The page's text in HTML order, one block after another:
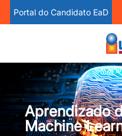
Portal do Candidato EaD
Aprendizado
Machine